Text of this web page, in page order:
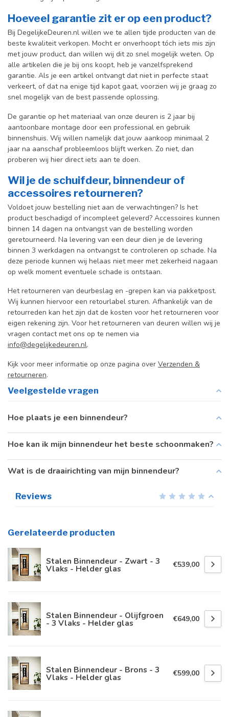
Hoeveel garantie zit er op een product?
Bij DegelijkeDeuren.nl willen we te allen tijde producten van de
beste kwaliteit verkopen. Mocht er onverhoopt tóch iets mis zijn
met jouw product, dan willen wij dit zo snel mogelijk weten. Op
alle artikelen die je bij ons koopt, heb je vanzelfsprekend
garantie. Als je een artikel ontvangt dat niet in perfecte staat
verkeert, of dat na enige tijd kapot gaat, voorzien wij je graag zo
snel mogelijk van de best passende oplossing.
De garantie op het materiaal van onze deuren is 2 jaar bij
aantoonbare montage door een professional en gebruik
binnenshuis. Wij willen namelijk dat jouw aankoop minimaal 2
jaar na aanschaf probleemloos blijft werken. Zo niet, dan
proberen wij hier direct iets aan te doen.
Wil je de schuifdeur, binnendeur of
accessoires retourneren?
Voldoet jouw bestelling niet aan de verwachtingen? Is het
product beschadigd of incompleet geleverd? Accessoires kunnen
binnen 14 dagen na ontvangst van de bestelling worden
geretourneerd. Na levering van een deur dien je de levering
binnen 3 werkdagen na ontvangst te controleren op schade. Na
deze periode kunnen wij helaas niet meer met zekerheid nagaan
op welk moment eventuele schade is ontstaan.
Het retourneren van deurbeslag en -grepen kan via pakketpost.
Wij kunnen hiervoor een retourlabel sturen. Afhankelijk van de
retourreden kan het zijn dat de kosten voor het retourneren voor
eigen rekening zijn. Voor het retourneren van deuren willen wij je
vragen contact met ons op te nemen via
info@degelijkedeuren.nl.
Kijk voor meer informatie op onze pagina over Verzenden &
retourneren.
Veelgestelde vragen
Hoe plaats je een binnendeur?
Hoe kan ik mijn binnendeur het beste schoonmaken?
Wat is de draairichting van mijn binnendeur?
Reviews
Gerelateerde producten
Stalen Binnendeur - Zwart - 3
Vlaks - Helder glas €539,00
Stalen Binnendeur - Olijfgroen
- 3 Vlaks - Helder glas €649,00
Stalen Binnendeur - Brons - 3
Vlaks - Helder glas €599,00